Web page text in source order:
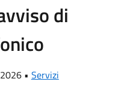
di
• Servizi